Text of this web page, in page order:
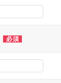
必須